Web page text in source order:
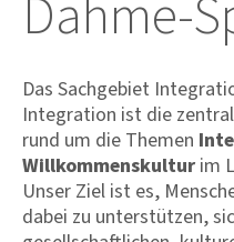
Dahme-
Das Sachgebiet
Integration ist die
rund um die Themen
Willkommenskultur im
Unser Ziel ist es,
dabei zu unterstützen,